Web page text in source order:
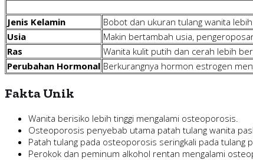
Jenis Kelamin
Bobot dan ukuran tulang wanita
Usia
Makin bertambah usia,
Ras
Wanita kulit putih dan cerah lebih
Perubahan Hormonal Berkurangnya hormon estrogen
Fakta Unik
Wanita berisiko lebih tinggi mengalami osteoporosis.
Osteoporosis penyebab utama patah tulang wanita
Patah tulang pada osteoporosis seringkali pada tulang
Perokok dan peminum alkohol rentan mengalami